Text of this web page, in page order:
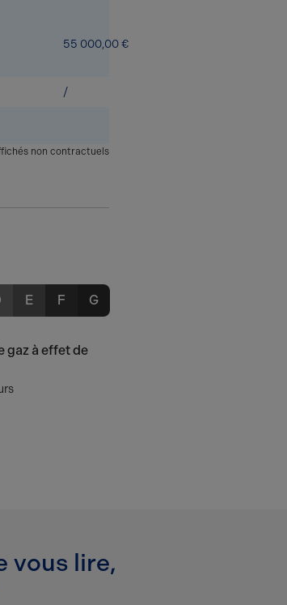
55 000,00 €
/
non contractuels
E F G
gaz à effet de
vous lire,